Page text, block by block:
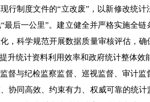
行制度文件的“立改废”，以新修改统
后一公里”。建立健全并严格实施全
，科学规范开展数据质量审核评估，
统计资料利用效率和政府统计整体效
督与纪检监察监督、巡视监督、审计
协同高效、约束有力、权威可靠的统